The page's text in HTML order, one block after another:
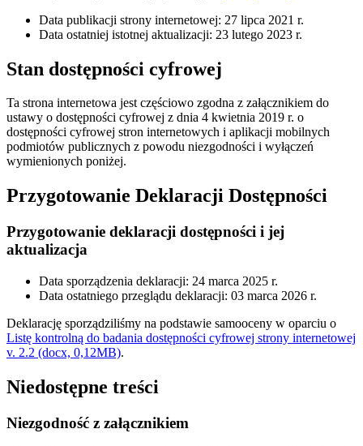
Data publikacji strony internetowej: 27 lipca 2021 r.
Data ostatniej istotnej aktualizacji: 23 lutego 2023 r.
Stan dostępności cyfrowej
Ta strona internetowa jest częściowo zgodna z załącznikiem do
ustawy o dostępności cyfrowej z dnia 4 kwietnia 2019 r. o
dostępności cyfrowej stron internetowych i aplikacji mobilnych
podmiotów publicznych z powodu niezgodności i wyłączeń
wymienionych poniżej.
Przygotowanie Deklaracji Dostępności
Przygotowanie deklaracji dostępności i jej
aktualizacja
Data sporządzenia deklaracji: 24 marca 2025 r.
Data ostatniego przeglądu deklaracji: 03 marca 2026 r.
Deklarację sporządziliśmy na podstawie samooceny w oparciu o
Listę kontrolną do badania dostępności cyfrowej strony internetowej
v. 2.2 (docx, 0,12MB).
Niedostępne treści
Niezgodność z załącznikiem